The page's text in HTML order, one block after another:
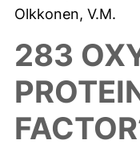
Olkkonen, V.M.
283